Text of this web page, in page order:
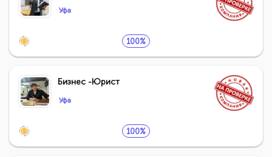
Уфа
100%
Бизнес -Юрист
Уфа
100%